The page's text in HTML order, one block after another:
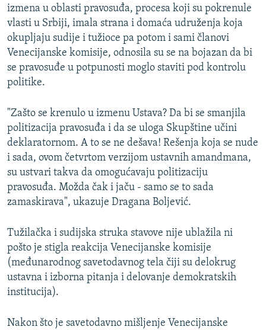
izmena u oblasti pravosuđa, procesa koji su pokrenule
vlasti u Srbiji, imala strana i domaća udruženja koja
okupljaju sudije i tužioce pa potom i sami članovi
Venecijanske komisije, odnosila su se na bojazan da bi
se pravosuđe u potpunosti moglo staviti pod kontrolu
politike.
"Zašto se krenulo u izmenu Ustava? Da bi se smanjila
politizacija pravosuđa i da se uloga Skupštine učini
deklaratornom. A to se ne dešava! Rešenja koja se nude
i sada, ovom četvrtom verzijom ustavnih amandmana,
su ustvari takva da omogućavaju politizaciju
pravosuđa. Možda čak i jaču - samo se to sada
zamaskirava", ukazuje Dragana Boljević.
Tužilačka i sudijska struka stavove nije ublažila ni
pošto je stigla reakcija Venecijanske komisije
(međunarodnog savetodavnog tela čiji su delokrug
ustavna i izborna pitanja i delovanje demokratskih
institucija).
Nakon što je savetodavno mišljenje Venecijanske